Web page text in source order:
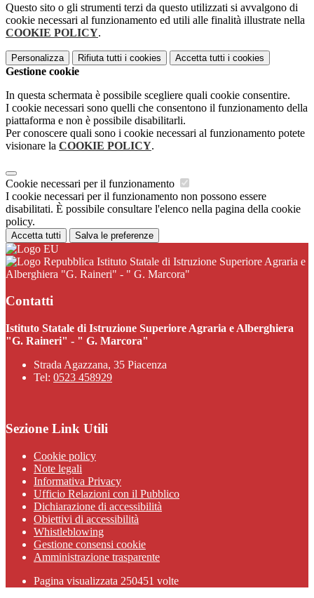
Questo sito o gli strumenti terzi da questo utilizzati si avvalgono di
cookie necessari al funzionamento ed utili alle finalità illustrate nella
COOKIE POLICY.
Personalizza Rifiuta tutti i cookies Accetta tutti i cookies
Gestione cookie
In questa schermata è possibile scegliere quali cookie consentire.
I cookie necessari sono quelli che consentono il funzionamento della
piattaforma e non è possibile disabilitarli.
Per conoscere quali sono i cookie necessari al funzionamento potete
visionare la COOKIE POLICY.
Cookie necessari per il funzionamento
I cookie necessari per il funzionamento non possono essere
disabilitati. È possibile consultare l'elenco nella pagina della cookie
policy.
Accetta tutti Salva le preferenze
Istituto Statale di Istruzione Superiore Agraria e
Alberghiera "G. Raineri" - " G. Marcora"
Contatti
Istituto Statale di Istruzione Superiore Agraria e Alberghiera
"G. Raineri" - " G. Marcora"
Strada Agazzana, 35 Piacenza
Tel: 0523 458929
Sezione Link Utili
Cookie policy
Note legali
Informativa Privacy
Ufficio Relazioni con il Pubblico
Dichiarazione di accessibilità
Obiettivi di accessibilità
Whistleblowing
Gestione consensi cookie
Amministrazione trasparente
Pagina visualizzata 250451 volte